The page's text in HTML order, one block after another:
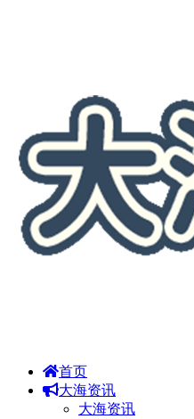
首页
大海资讯
大海资讯